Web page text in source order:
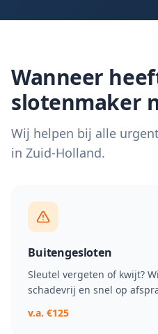
Wanneer
slotenmaker
Wij helpen bij alle
in Zuid-Holland.
Buitengesloten
Sleutel vergeten of kwijt?
schadevrij en snel op
v.a. €125